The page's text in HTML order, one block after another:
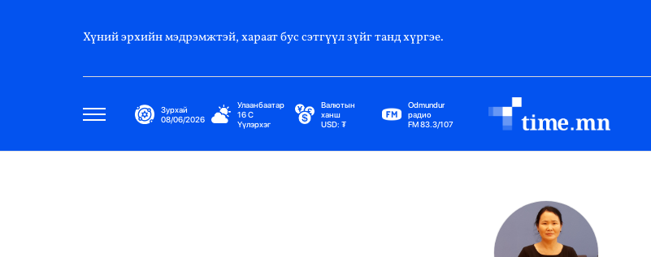
Хүний эрхийн мэдрэмжтэй, хараат бус сэтгүүл зүйг танд хүргэе.
Зурхай
08/06/2026
Улаанбаатар
16C
Үүлэрхэг
Валютын
ханш
USD:₮
Odmundur
радио
FM 83.3/107
Гадаад Харилцаа